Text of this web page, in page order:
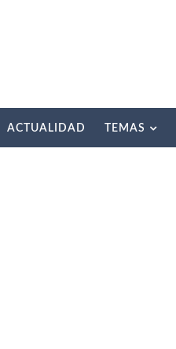
ACTUALIDAD TEMAS